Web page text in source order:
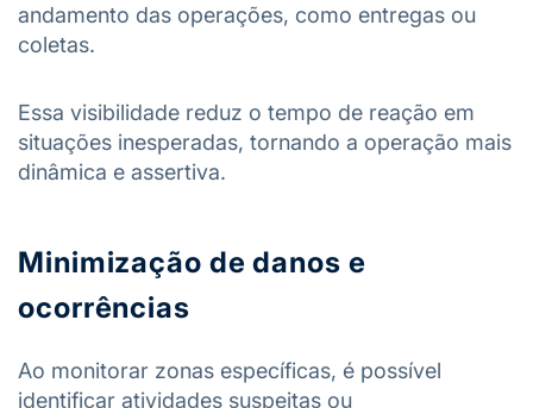
andamento das operações, como entregas ou
coletas.
Essa visibilidade reduz o tempo de reação em
situações inesperadas, tornando a operação mais
dinâmica e assertiva.
Minimização de danos e
ocorrências
Ao monitorar zonas específicas, é possível
identificar atividades suspeitas ou